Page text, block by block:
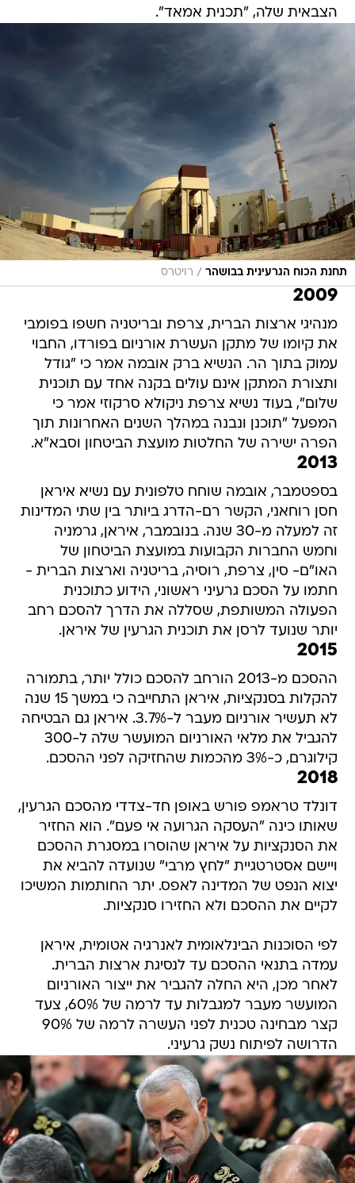
הצבאית שלה, "תכנית אמאד".
תחנת הכוח הגרעינית בבושהר / רויטרס
2009
מנהיגי ארצות הברית, צרפת ובריטניה חשפו בפומבי
את קיומו של מתקן העשרת אורניום בפורדו, החבוי
עמוק בתוך הר. הנשיא ברק אובמה אמר כי "גודל
ותצורת המתקן אינם עולים בקנה אחד עם תוכנית
שלום", בעוד נשיא צרפת ניקולא סרקוזי אמר כי
המפעל "תוכנן ונבנה במהלך השנים האחרונות תוך
הפרה ישירה של החלטות מועצת הביטחון וסבא"א.
2013
בספטמבר, אובמה שוחח טלפונית עם נשיא איראן
חסן רוחאני, הקשר רם-הדרג ביותר בין שתי המדינות
זה למעלה מ-30 שנה. בנובמבר, איראן, גרמניה
וחמש החברות הקבועות במועצת הביטחון של
האו"ם- סין, צרפת, רוסיה, בריטניה וארצות הברית -
חתמו על הסכם גרעיני ראשוני, הידוע כתוכנית
הפעולה המשותפת, שסללה את הדרך להסכם רחב
יותר שנועד לרסן את תוכנית הגרעין של איראן.
2015
ההסכם מ-2013 הורחב להסכם כולל יותר, בתמורה
להקלות בסנקציות, איראן התחייבה כי במשך 15 שנה
לא תעשיר אורניום מעבר ל-3.7%. איראן גם הבטיחה
להגביל את מלאי האורניום המועשר שלה ל-300
קילוגרם, כ-3% מהכמות שהחזיקה לפני ההסכם.
2018
דונלד טראמפ פורש באופן חד-צדדי מהסכם הגרעין,
שאותו כינה "העסקה הגרועה אי פעם". הוא החזיר
את הסנקציות על איראן שהוסרו במסגרת ההסכם
ויישם אסטרטגיית "לחץ מרבי" שנועדה להביא את
יצוא הנפט של המדינה לאפס. יתר החותמות המשיכו
לקיים את ההסכם ולא החזירו סנקציות.
לפי הסוכנות הבינלאומית לאנרגיה אטומית, איראן
עמדה בתנאי ההסכם עד לנסיגת ארצות הברית.
לאחר מכן, היא החלה להגביר את ייצור האורניום
המועשר מעבר למגבלות עד לרמה של 60%, צעד
קצר מבחינה טכנית לפני העשרה לרמה של 90%
הדרושה לפיתוח נשק גרעיני.